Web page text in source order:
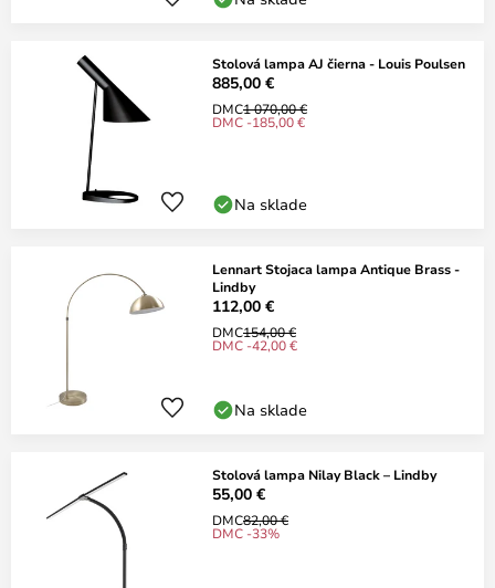
Stolová lampa AJ čierna - Louis Poulsen
885,00 €
DMC1 070,00 €
DMC -185,00 €
Na sklade
Lennart Stojaca lampa Antique Brass -
Lindby
112,00 €
DMC154,00 €
DMC -42,00 €
Na sklade
Stolová lampa Nilay Black – Lindby
55,00 €
DMC82,00 €
DMC -33%